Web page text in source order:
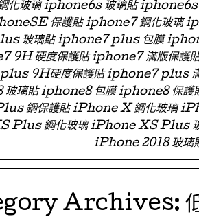
化玻璃 iphone6s 玻璃貼
保護貼 iphone7 鋼化玻璃
玻璃貼 iphone7 plus 包膜
9H 硬度保護貼 iphone7 滿版保護
9H硬度保護貼 iphone7 plus 滿
璃貼 iphone8 包膜 iphone8 保
鋼保護貼 iPhone X 鋼化玻璃
Plus 鋼化玻璃 iPhone XS Plus
iPhone 2018 玻璃
Archives: